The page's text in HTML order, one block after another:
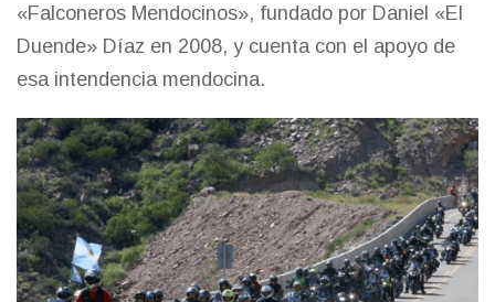
«Falconeros Mendocinos», fundado por Daniel «El
Duende» Díaz en 2008, y cuenta con el apoyo de
esa intendencia mendocina.